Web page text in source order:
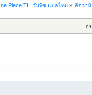
Piece TH วันพีช แปลไทย» คิดว่าหั
ก